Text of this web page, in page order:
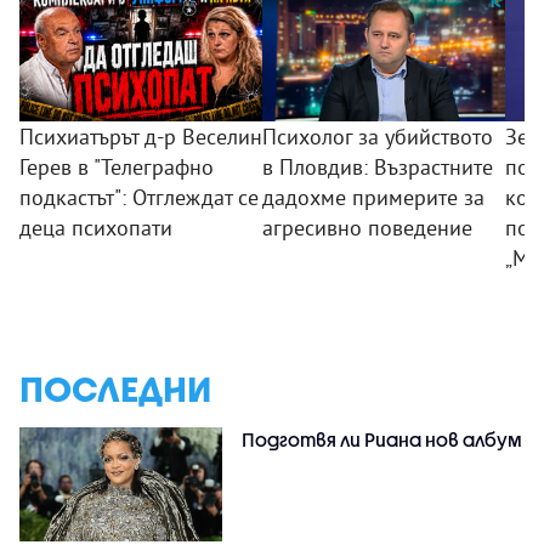
Психиатърът д-р Веселин
Герев в "Телеграфно
подкастът": Отглеждат се
деца психопати
Психолог за убийството
в Пловдив: Възрастните
дадохме примерите за
агресивно поведение
ПОСЛЕДНИ
Подготвя ли Риана нов албум